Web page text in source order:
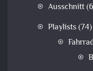
Ausschnitt
Playlists(74)